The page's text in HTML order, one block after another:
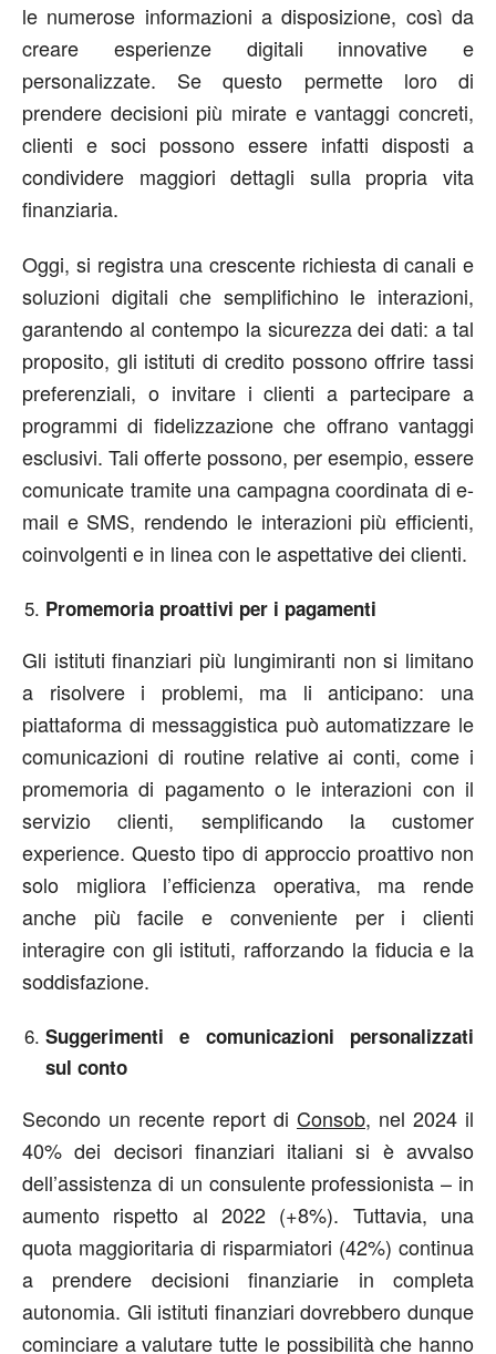
le numerose informazioni a disposizione, così da
creare esperienze digitali innovative e
personalizzate. Se questo permette loro di
prendere decisioni più mirate e vantaggi concreti,
clienti e soci possono essere infatti disposti a
condividere maggiori dettagli sulla propria vita
finanziaria.
Oggi, si registra una crescente richiesta di canali e
soluzioni digitali che semplifichino le interazioni,
garantendo al contempo la sicurezza dei dati: a tal
proposito, gli istituti di credito possono offrire tassi
preferenziali, o invitare i clienti a partecipare a
programmi di fidelizzazione che offrano vantaggi
esclusivi. Tali offerte possono, per esempio, essere
comunicate tramite una campagna coordinata di e-
mail e SMS, rendendo le interazioni più efficienti,
coinvolgenti e in linea con le aspettative dei clienti.
Promemoria proattivi per i pagamenti
Gli istituti finanziari più lungimiranti non si limitano
a risolvere i problemi, ma li anticipano: una
piattaforma di messaggistica può automatizzare le
comunicazioni di routine relative ai conti, come i
promemoria di pagamento o le interazioni con il
servizio clienti, semplificando la customer
experience. Questo tipo di approccio proattivo non
solo migliora l’efficienza operativa, ma rende
anche più facile e conveniente per i clienti
interagire con gli istituti, rafforzando la fiducia e la
soddisfazione.
Suggerimenti e comunicazioni personalizzati
sul conto
Secondo un recente report di Consob, nel 2024 il
40% dei decisori finanziari italiani si è avvalso
dell’assistenza di un consulente professionista – in
aumento rispetto al 2022 (+8%). Tuttavia, una
quota maggioritaria di risparmiatori (42%) continua
a prendere decisioni finanziarie in completa
autonomia. Gli istituti finanziari dovrebbero dunque
cominciare a valutare tutte le possibilità che hanno